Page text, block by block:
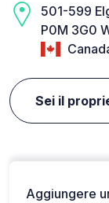
501-599
P0M 3G0
Sei il
Aggiungere